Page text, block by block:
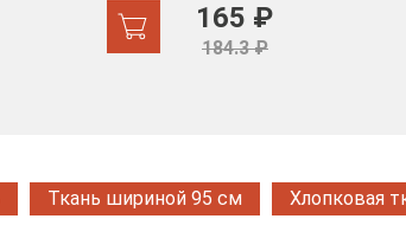
165 ₽
184.3 ₽
Ткань шириной 95 см Хлопковая